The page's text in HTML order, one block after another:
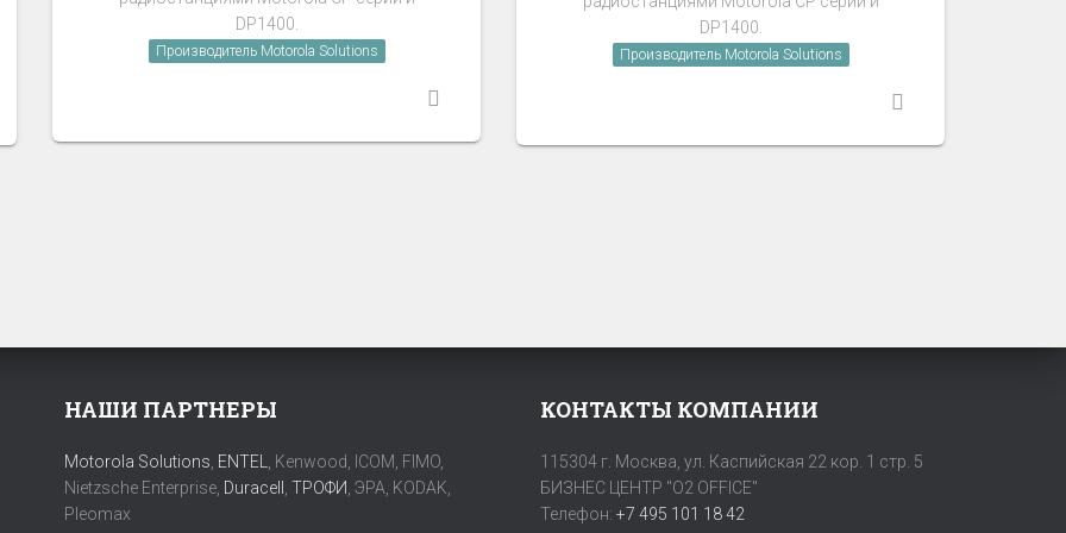
DP1400.
Производитель Motorola Solutions
DP1400.
Производитель Motorola Solutions
НАШИ ПАРТНЕРЫ
Motorola Solutions ENTEL
, Kenwood, ICOM, FIMO,
Nietzsche Enterprise, Duracell ТРОФИ , ЭРА, KODAK,
Pleomax
КОНТАКТЫ КОМПАНИИ
115304 г. Москва, ул. Каспийская 22 кор. 1 стр. 5
БИЗНЕС ЦЕНТР "O2 OFFICE"
Телефон: +7 495 101 18 42